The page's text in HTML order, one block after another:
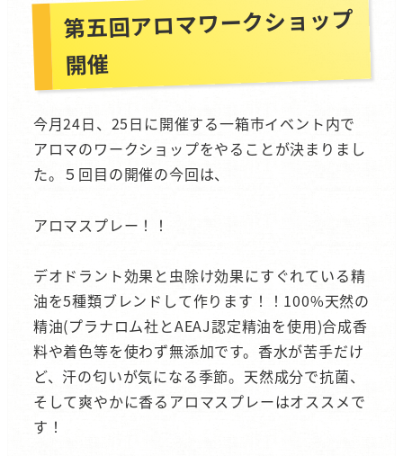
第五回アロマワークショップ
開催
今月24日、25日に開催する一箱市イベント内で
アロマのワークショップをやることが決まりまし
た。５回目の開催の今回は、
アロマスプレー！！
デオドラント効果と虫除け効果にすぐれている精
油を5種類ブレンドして作ります！！100%天然の
精油(プラナロム社とAEAJ認定精油を使用)合成香
料や着色等を使わず無添加です。香水が苦手だけ
ど、汗の匂いが気になる季節。天然成分で抗菌、
そして爽やかに香るアロマスプレーはオススメで
す！